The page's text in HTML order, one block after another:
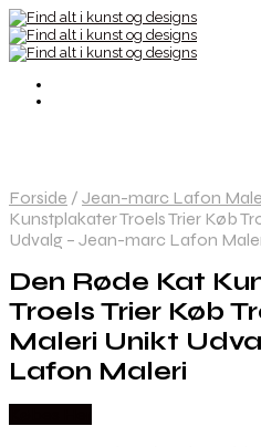
Forside / Jean-marc Lafon
Kunstplakater Troels Trier Køb
Udvalg – Jean-marc Lafon
Den Røde Kat
Troels Trier Køb
Maleri Unikt
Lafon Maleri